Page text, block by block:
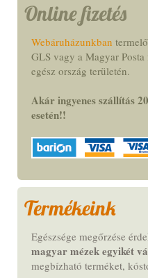
Online fizetés
Webáruházunkban
GLS vagy a Magyar
egész ország területén.
Akár ingyenes szállítás
esetén!!
Termékeink
Egészsége megőrzése
magyar mézek egyikét
megbízható terméket,